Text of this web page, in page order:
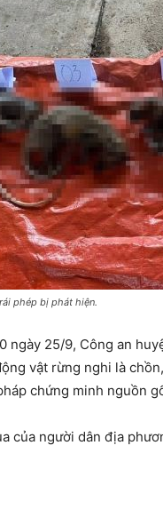
phép bị phát hiện.
25/9, Công an
vật rừng nghi là
chứng minh nguồn
của người dân địa